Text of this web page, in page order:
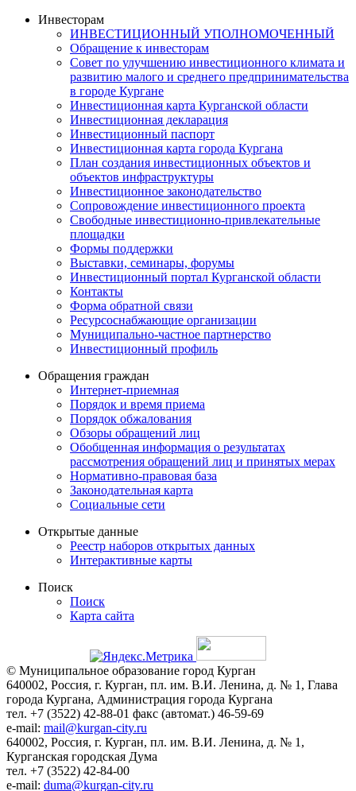
Инвесторам
ИНВЕСТИЦИОННЫЙ УПОЛНОМОЧЕННЫЙ
Обращение к инвесторам
Совет по улучшению инвестиционного климата и
развитию малого и среднего предпринимательства
в городе Кургане
Инвестиционная карта Курганской области
Инвестиционная декларация
Инвестиционный паспорт
Инвестиционная карта города Кургана
План создания инвестиционных объектов и
объектов инфраструктуры
Инвестиционное законодательство
Сопровождение инвестиционного проекта
Свободные инвестиционно-привлекательные
площадки
Формы поддержки
Выставки, семинары, форумы
Инвестиционный портал Курганской области
Контакты
Форма обратной связи
Ресурсоснабжающие организации
Муниципально-частное партнерство
Инвестиционный профиль
Обращения граждан
Интернет-приемная
Порядок и время приема
Порядок обжалования
Обзоры обращений лиц
Обобщенная информация о результатах
рассмотрения обращений лиц и принятых мерах
Нормативно-правовая база
Законодательная карта
Социальные сети
Открытые данные
Реестр наборов открытых данных
Интерактивные карты
Поиск
Поиск
Карта сайта
© Муниципальное образование город Курган
640002, Россия, г. Курган, пл. им. В.И. Ленина, д. № 1, Глава
города Кургана, Администрация города Кургана
тел. +7 (3522) 42-88-01 факс (автомат.) 46-59-69
e-mail: mail@kurgan-city.ru
640002, Россия, г. Курган, пл. им. В.И. Ленина, д. № 1,
Курганская городская Дума
тел. +7 (3522) 42-84-00
e-mail: duma@kurgan-city.ru